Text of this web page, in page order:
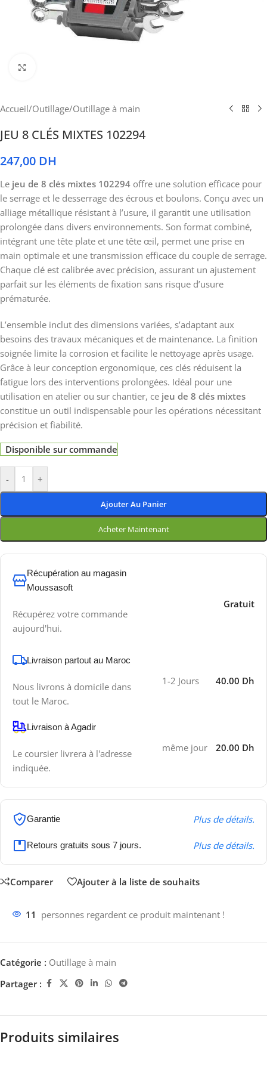
Accueil/Outillage/Outillage à main
JEU 8 CLÉS MIXTES 102294
247,00 DH
Le jeu de 8 clés mixtes 102294 offre une solution efficace pour
le serrage et le desserrage des écrous et boulons. Conçu avec un
alliage métallique résistant à l’usure, il garantit une utilisation
prolongée dans divers environnements. Son format combiné,
intégrant une tête plate et une tête œil, permet une prise en
main optimale et une transmission efficace du couple de serrage.
Chaque clé est calibrée avec précision, assurant un ajustement
parfait sur les éléments de fixation sans risque d’usure
prématurée.
L’ensemble inclut des dimensions variées, s’adaptant aux
besoins des travaux mécaniques et de maintenance. La finition
soignée limite la corrosion et facilite le nettoyage après usage.
Grâce à leur conception ergonomique, ces clés réduisent la
fatigue lors des interventions prolongées. Idéal pour une
utilisation en atelier ou sur chantier, ce jeu de 8 clés mixtes
constitue un outil indispensable pour les opérations nécessitant
précision et fiabilité.
Disponible sur commande
- +
Ajouter Au Panier
Acheter Maintenant
Récupération au magasin
Moussasoft
Récupérez votre commande
aujourd'hui.
Gratuit
Livraison partout au Maroc
Nous livrons à domicile dans
tout le Maroc.
1-2 Jours 40.00 Dh
Livraison à Agadir
Le coursier livrera à l'adresse
indiquée.
même jour 20.00 Dh
Garantie Plus de détails.
Retours gratuits sous 7 jours. Plus de détails.
Comparer Ajouter à la liste de souhaits
11 personnes regardent ce produit maintenant !
Catégorie : Outillage à main
Partager :
Produits similaires